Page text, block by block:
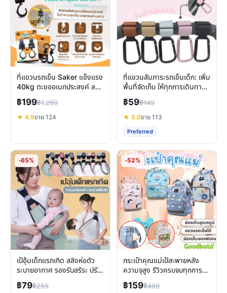
ที่แขวนรถเข็น Saker แข็งแรง
40kg ตะขออเนกประสงค์ ลด
ภาระพ่อแม่
฿199฿1,299
★ 4.9ขาย 124
ที่แขวนสัมภาระรถเข็นเด็ก: เพิ่ม
พื้นที่จัดเก็บ ให้ทุกการเดินทาง
ง่ายขึ้น
฿59฿149
★ 5.0ขาย 113
Preferred
-65%
เป้อุ้มเด็กแรกเกิด สลิงห่อตัว
ระบายอากาศ รองรับสรีระ ปรับ
ได้ คล่องตัว
฿79฿259
-52%
กระเป๋าคุณแม่เป้สะพายหลัง
ความจุสูง รีวิวครบจบทุกการ
เดินทางกับลูก
฿159฿499